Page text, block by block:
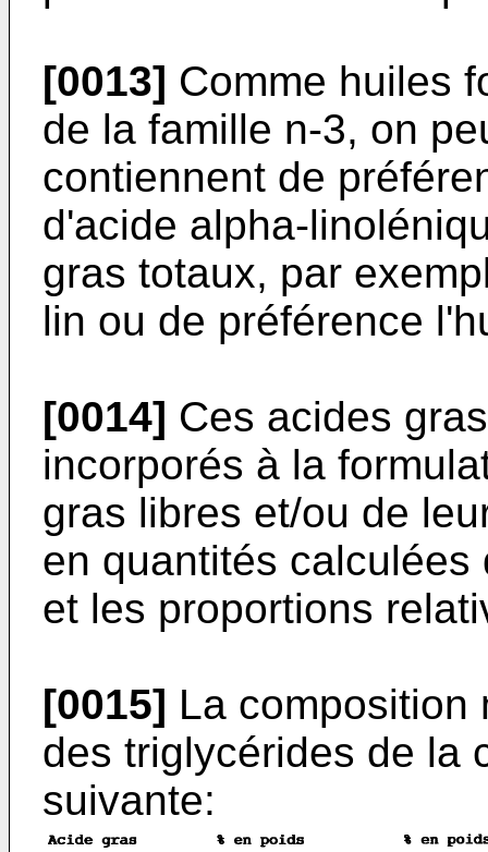
[0013] Comme huiles
de la famille n-3, on
contiennent de
d'acide alpha-
gras totaux, par
lin ou de préférence
[0014] Ces acides
incorporés à la
gras libres et/ou de
en quantités
et les proportions
[0015] La composition
des triglycérides de la
suivante: